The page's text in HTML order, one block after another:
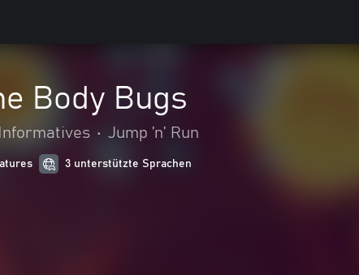
Body Bugs
Informatives • Jump ’n’ Run
3 unterstützte Sprachen